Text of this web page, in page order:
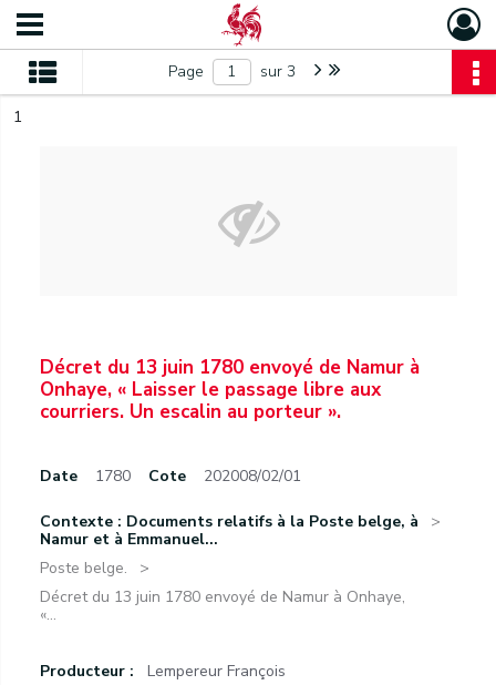
Page sur 3
1
Décret du 13 juin 1780 envoyé de Namur à
Onhaye, « Laisser le passage libre aux
courriers. Un escalin au porteur ».
Date 1780 Cote 202008/02/01
Contexte : Documents relatifs à la Poste belge, à
Namur et à Emmanuel...
Poste belge.
Décret du 13 juin 1780 envoyé de Namur à Onhaye,
«...
Producteur : Lempereur François